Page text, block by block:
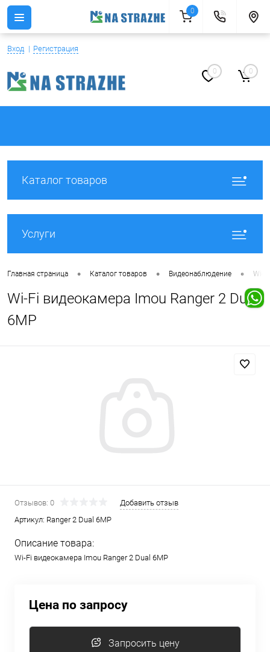
Вход Регистрация
0 0
Каталог товаров
Услуги
Главная страница • Каталог товаров • Видеонаблюдение • Wi-
Wi-Fi видеокамера Imou Ranger 2 Dual
6MP
Отзывов: 0
Добавить отзыв
Артикул: Ranger 2 Dual 6MP
Описание товара:
Wi-Fi видеокамера Imou Ranger 2 Dual 6MP
Цена по запросу
Запросить цену
0